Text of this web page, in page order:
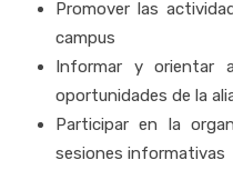
Promover las
campus
Informar y orientar
oportunidades de la
Participar en la
sesiones informativas